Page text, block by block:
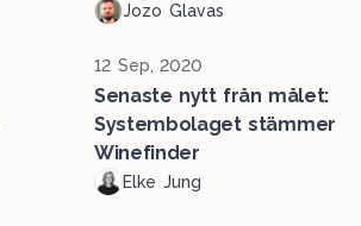
Jozo Glavas
12 Sep, 2020
Senaste nytt från målet:
Systembolaget stämmer
Winefinder
Elke Jung